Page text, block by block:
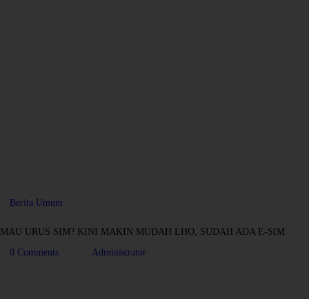
Berita Umum
MAU URUS SIM? KINI MAKIN MUDAH LHO, SUDAH ADA E-SIM
0 Comments Administrator